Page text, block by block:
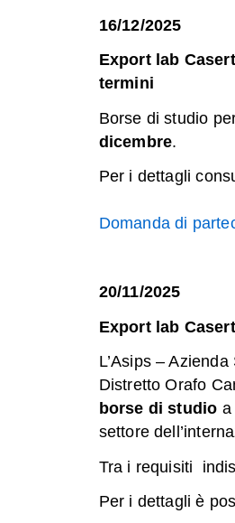
16/12/2025
Export lab
termini
Borse di studio
dicembre.
Per i dettagli
Domanda di
20/11/2025
Export lab
L’Asips –
Distretto Orafo
borse di studio a
settore
Tra i requisiti
Per i dettagli è